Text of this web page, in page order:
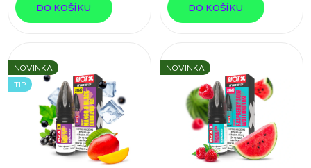
DO KOŠÍKU DO KOŠÍKU
NOVINKA
TIP
NOVINKA